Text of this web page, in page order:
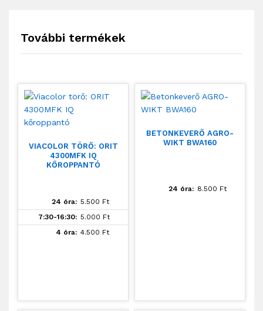
További termékek
VIACOLOR TÖRŐ: ORIT
4300MFK IQ
KŐROPPANTÓ
24 óra: 5.500 Ft
7:30-16:30: 5.000 Ft
4 óra: 4.500 Ft
BETONKEVERŐ AGRO-
WIKT BWA160
24 óra: 8.500 Ft